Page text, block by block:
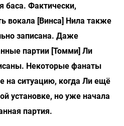
баса. Фактически,
вокала [Винса] Нила также
записана. Даже
партии [Томми] Ли
Некоторые фанаты
на ситуацию, когда Ли ещё
установке, но уже начала
партия.